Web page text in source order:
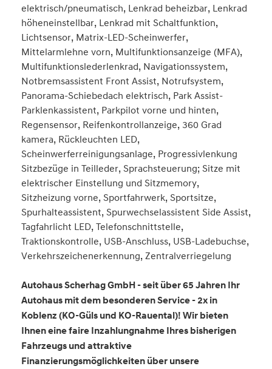
elektrisch/pneumatisch, Lenkrad beheizbar, Lenkrad
höheneinstellbar, Lenkrad mit Schaltfunktion,
Lichtsensor, Matrix-LED-Scheinwerfer,
Mittelarmlehne vorn, Multifunktionsanzeige (MFA),
Multifunktionslederlenkrad, Navigationssystem,
Notbremsassistent Front Assist, Notrufsystem,
Panorama-Schiebedach elektrisch, Park Assist-
Parklenkassistent, Parkpilot vorne und hinten,
Regensensor, Reifenkontrollanzeige, 360 Grad
kamera, Rückleuchten LED,
Scheinwerferreinigungsanlage, Progressivlenkung
Sitzbezüge in Teilleder, Sprachsteuerung; Sitze mit
elektrischer Einstellung und Sitzmemory,
Sitzheizung vorne, Sportfahrwerk, Sportsitze,
Spurhalteassistent, Spurwechselassistent Side Assist,
Tagfahrlicht LED, Telefonschnittstelle,
Traktionskontrolle, USB-Anschluss, USB-Ladebuchse,
Verkehrszeichenerkennung, Zentralverriegelung
Autohaus Scherhag GmbH - seit über 65 Jahren Ihr
Autohaus mit dem besonderen Service - 2x in
Koblenz (KO-Güls und KO-Rauental)! Wir bieten
Ihnen eine faire Inzahlungnahme Ihres bisherigen
Fahrzeugs und attraktive
Finanzierungsmöglichkeiten über unsere